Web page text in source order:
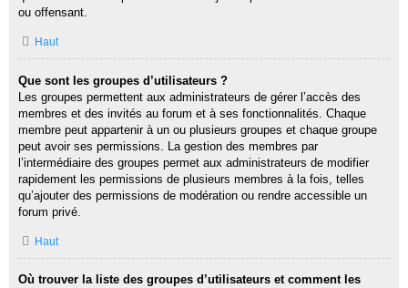
ou offensant.
Haut
Que sont les groupes d’utilisateurs ?
Les groupes permettent aux administrateurs de gérer l’accès des
membres et des invités au forum et à ses fonctionnalités. Chaque
membre peut appartenir à un ou plusieurs groupes et chaque groupe
peut avoir ses permissions. La gestion des membres par
l’intermédiaire des groupes permet aux administrateurs de modifier
rapidement les permissions de plusieurs membres à la fois, telles
qu’ajouter des permissions de modération ou rendre accessible un
forum privé.
Haut
Où trouver la liste des groupes d’utilisateurs et comment les